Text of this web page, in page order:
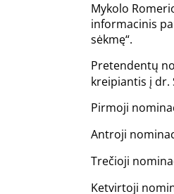
Mykolo
informacinis
sėkmę“.
Pretendentų
kreipiantis į dr.
Pirmoji
Antroji
Trečioji
Ketvirtoji